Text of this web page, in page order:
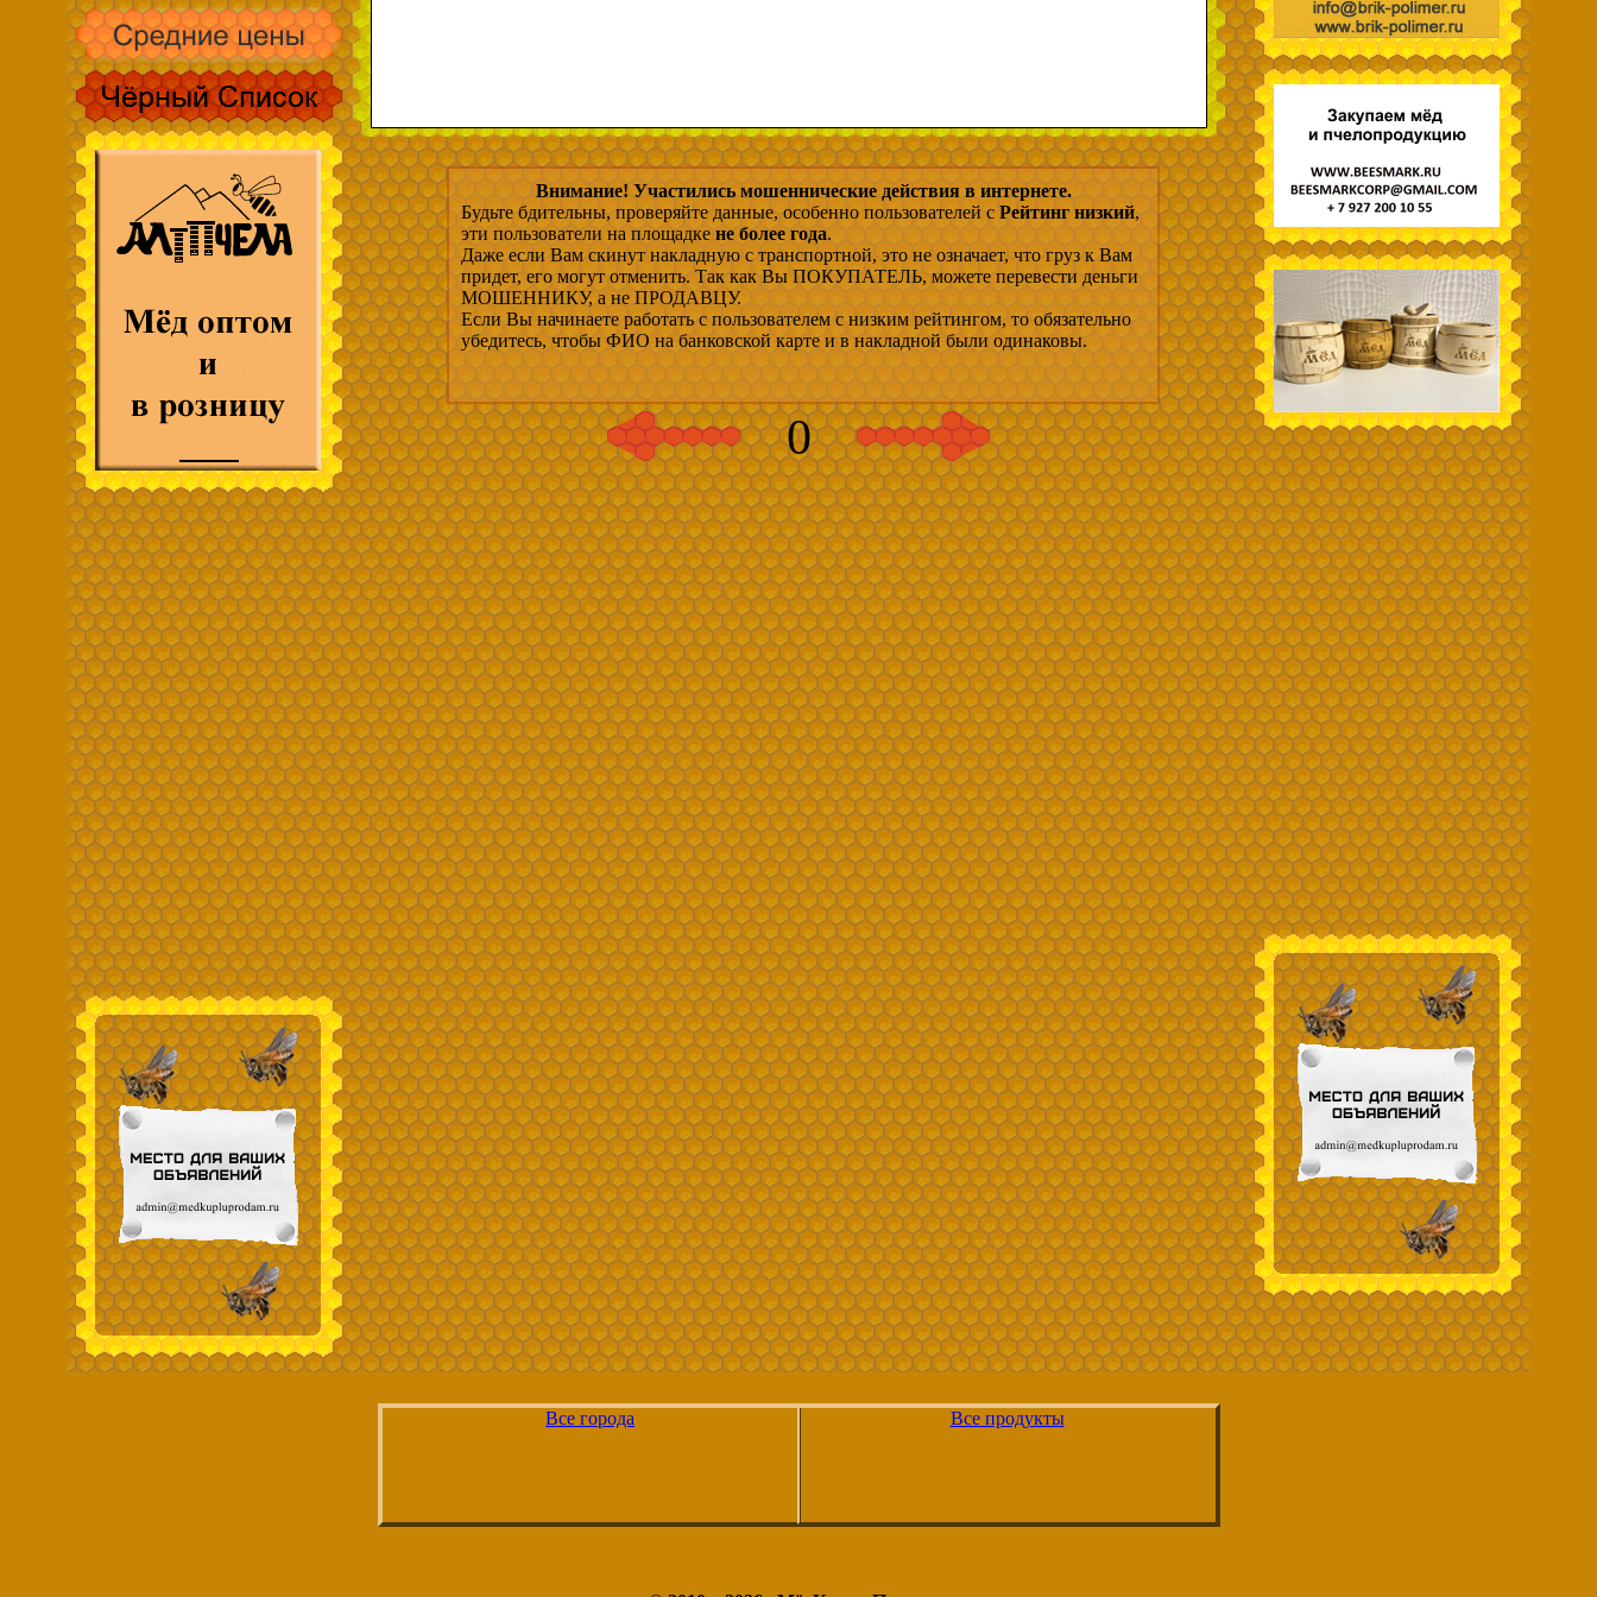
Внимание! Участились мошеннические действия в интернете.
Будьте бдительны, проверяйте данные, особенно пользователей с Рейтинг низкий,
эти пользователи на площадке не более года.
Даже если Вам скинут накладную с транспортной, это не означает, что груз к Вам
придет, его могут отменить. Так как Вы ПОКУПАТЕЛЬ, можете перевести деньги
МОШЕННИКУ, а не ПРОДАВЦУ.
Если Вы начинаете работать с пользователем с низким рейтингом, то обязательно
убедитесь, чтобы ФИО на банковской карте и в накладной были одинаковы.
0
Все города Все продукты